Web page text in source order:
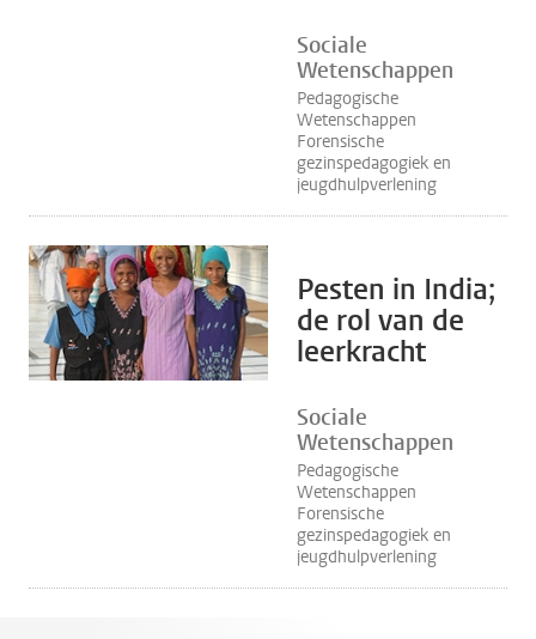
Sociale
Wetenschappen
Pedagogische
Wetenschappen
Forensische
gezinspedagogiek en
jeugdhulpverlening
Pesten in India;
de rol van de
leerkracht
Sociale
Wetenschappen
Pedagogische
Wetenschappen
Forensische
gezinspedagogiek en
jeugdhulpverlening